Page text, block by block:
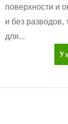
поверхности и
и без разводов,
для...